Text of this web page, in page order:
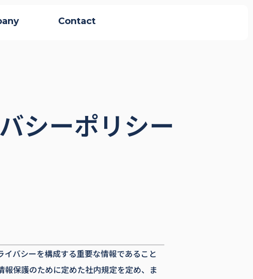
Contact
シーポリシー
バシーを構成する重要な情報であること
保護のために定めた社内規定を定め、ま